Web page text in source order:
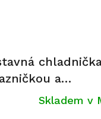
a
ledu
Skladem v